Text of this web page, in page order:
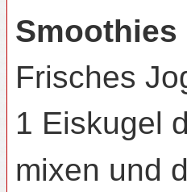
Smoothies
Frisches
1 Eiskugel
mixen und